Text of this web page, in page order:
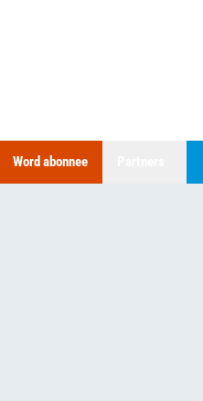
Word abonnee